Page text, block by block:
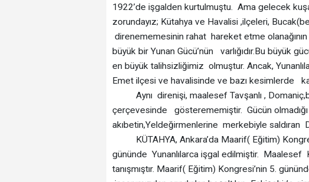
1922’de işgalden kurtulmuştu. Ama gelecek
zorundayız; Kütahya ve Havalisi ,ilçeleri,
direnememesinin rahat hareket etme olanağının
büyük bir Yunan Gücü’nün varlığıdır.Bu büyük
en büyük talihsizliğimiz olmuştur. Ancak,
Emet ilçesi ve havalisinde ve bazı kesimlerde
Aynı direnişi, maalesef Tavşanlı ,
çerçevesinde gösterememiştir. Gücün
akıbetin,Yeldeğirmenlerine merkebiyle saldıran
KÜTAHYA, Ankara’da Maarif( Eğitim)
gününde Yunanlılarca işgal edilmiştir. Maalesef
tanışmıştır. Maarif( Eğitim) Kongresi’nin 5.